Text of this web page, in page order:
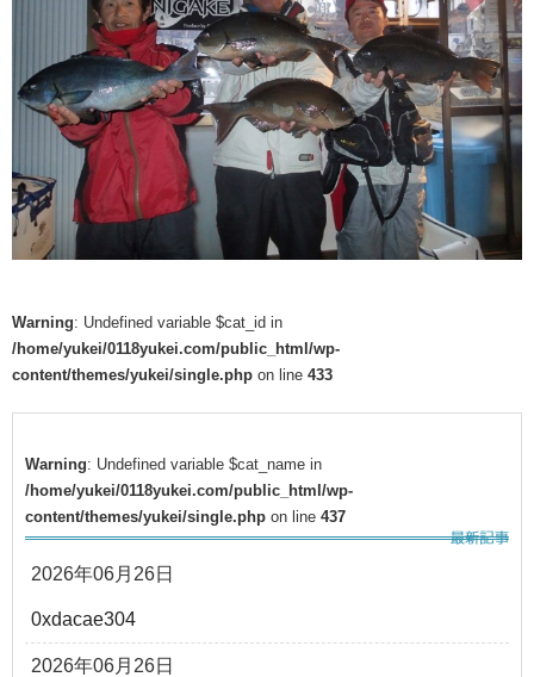
Warning: Undefined variable $cat_id in
/home/yukei/0118yukei.com/public_html/wp-
content/themes/yukei/single.php on line 433
Warning: Undefined variable $cat_name in
/home/yukei/0118yukei.com/public_html/wp-
content/themes/yukei/single.php on line 437
2026年06月26日
0xdacae304
2026年06月26日